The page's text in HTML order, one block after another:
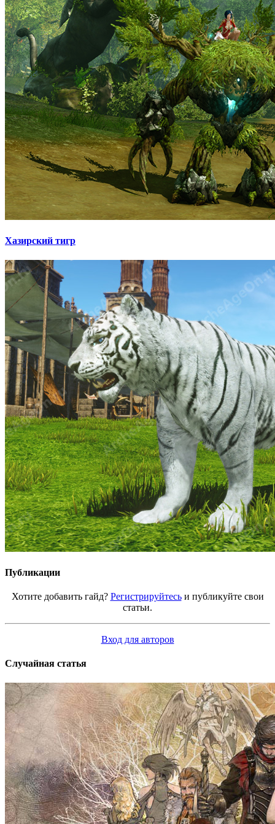
Хазирский тигр
Публикации
Хотите добавить гайд? Регистрируйтесьи публикуйте свои
статьи.
Вход для авторов
Случайная статья